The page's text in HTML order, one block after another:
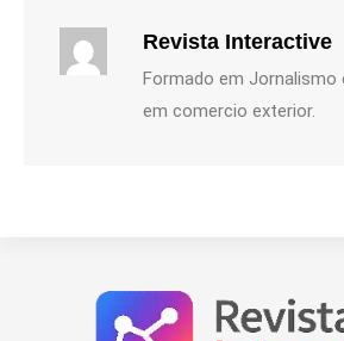
Revista Interactive
Formado em Jornalismo
em comercio exterior.